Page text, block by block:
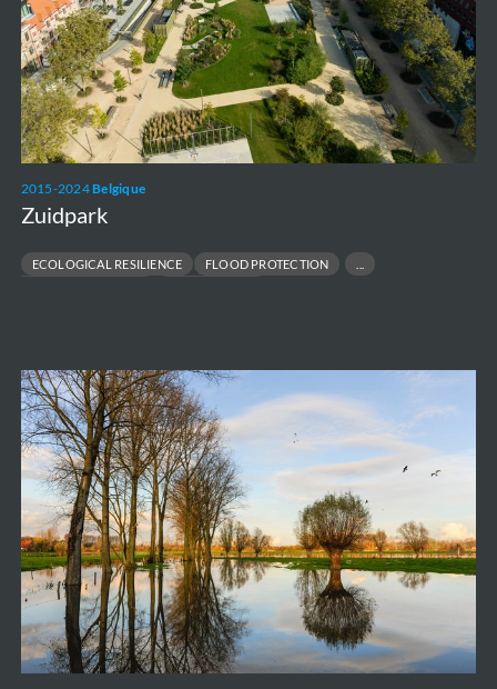
2015-2024Belgique
Zuidpark
ECOLOGICAL RESILIENCE
FLOOD PROTECTION
Sigmaplan